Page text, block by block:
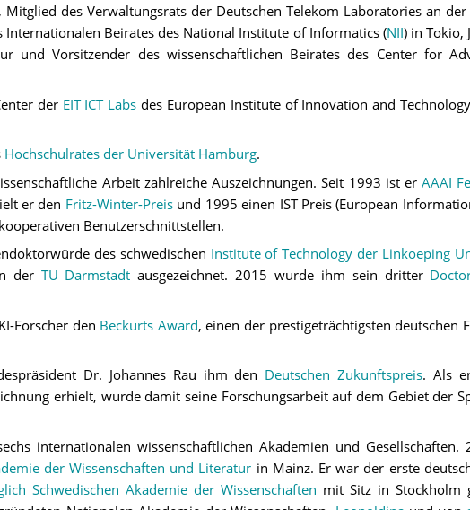
Mitglied des Verwaltungsrats der Deutschen Telekom Laboratories an
Internationalen Beirates des National Institute of Informatics (NII) in Tokio,
und Vorsitzender des wissenschaftlichen Beirates des Center for
der EIT ICT Labs des European Institute of Innovation and
Hochschulrates der Universität Hamburg.
Arbeit zahlreiche Auszeichnungen. Seit 1993 ist erAAAI
er den Fritz-Winter-Preisund 1995 einen IST Preis (European
Benutzerschnittstellen.
des schwedischen Institute of Technology der Linkoeping
der TU Darmstadt ausgezeichnet. 2015 wurde ihm sein dritter
Forscher den Beckurts Award, einen der prestigeträchtigsten deutschen
Dr. Johannes Rau ihm den Deutschen Zukunftspreis. Als
erhielt, wurde damit seine Forschungsarbeit auf dem Gebiet der
internationalen wissenschaftlichen Akademien und
der Wissenschaften und Literatur in Mainz. Er war der erste
Schwedischen Akademie der Wissenschaften mit Sitz in Stockholm